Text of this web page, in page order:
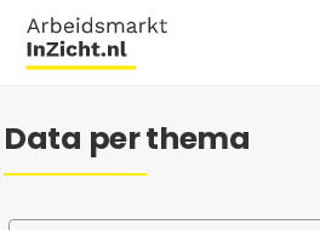
Data per thema